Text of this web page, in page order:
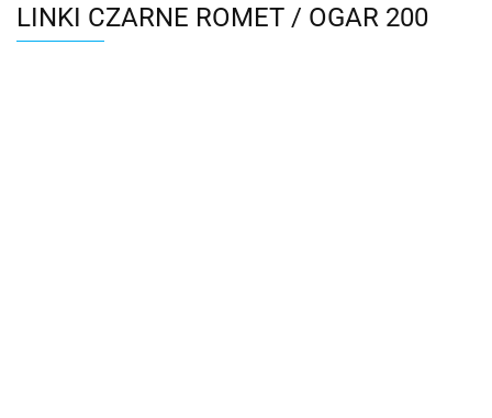
LINKI CZARNE ROMET / OGAR 200